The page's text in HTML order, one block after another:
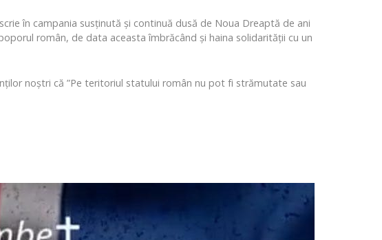
în campania susținută și continuă dusă de Noua Dreaptă de ani
român, de data aceasta îmbrăcând și haina solidarității cu un
noștri că ”Pe teritoriul statului român nu pot fi strămutate sau